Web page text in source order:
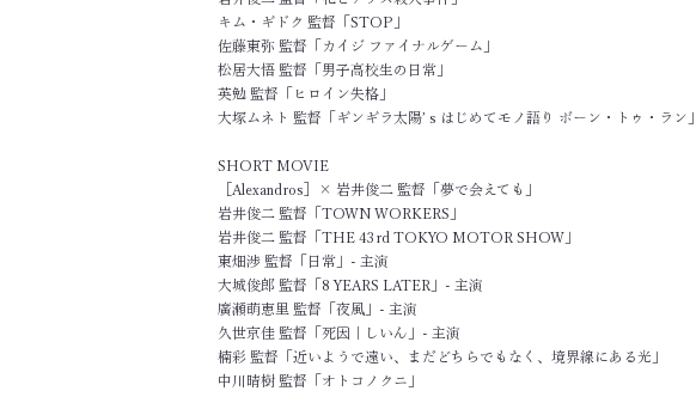
キム・ギドク 監督「STOP」
​佐藤東弥 監督「カイジ ファイナルゲーム」
松居大悟 監督「男子高校生の日常」
英勉 監督「ヒロイン失格」
大塚ムネト 監督「ギンギラ太陽ʼ s はじめてモノ語り ボーン・トゥ・ラン」
SHORT MOVIE
［Alexandros］× 岩井俊二 監督「夢で会えても」
岩井俊二 監督「TOWN WORKERS」
岩井俊二 監督「THE 43rd TOKYO MOTOR SHOW」
東畑渉 監督「日常」- 主演
大城俊郎 監督「8 YEARS LATER」- 主演
廣瀬萌恵里 監督「夜風」- 主演
久世京佳 監督「死因｜しいん」- 主演
楠彩 監督「近いようで遠い、まだどちらでもなく、境界線にある光」
中川晴樹 監督「オトコノクニ」